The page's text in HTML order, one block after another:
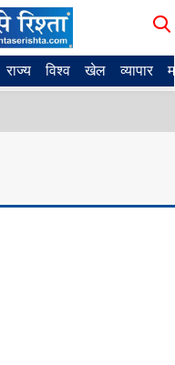
राज्य विश्व खेल व्यापार